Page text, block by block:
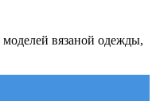
вязаной одежды,